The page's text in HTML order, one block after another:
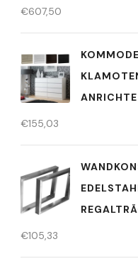
€607,50
€155,03
€105,33